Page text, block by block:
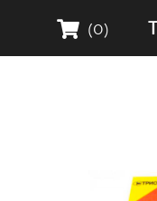
(0)